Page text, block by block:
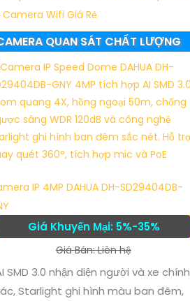
Camera Wifi Giá Rẻ
QUAN SÁT CHẤT LƯỢNG
IP 4MP DAHUA DH-SD29404DB-
Giá Khuyến Mại: 5%-35%
Giá Bán: Liên hệ
SMD 3.0 nhận diện người và xe chính
Starlight ghi hình màu ban đêm,